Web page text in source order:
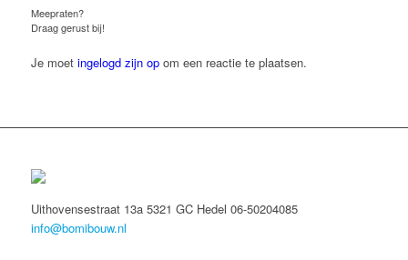
Meepraten?
Draag gerust bij!
Je moet ingelogd zijn opom een reactie te plaatsen.
Uithovensestraat 13a 5321 GC Hedel 06-50204085
info@bomibouw.nl